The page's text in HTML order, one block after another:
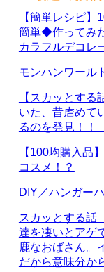
【簡単レシピ
簡単◆作ってみ
カラフルデコレ
モンハンワール
【スカッとす
いた、昔虐めて
るのを発見！！
【100均購入品
コスメ！？
DIY／ハンガー
スカッとする
達を凄いとアゲ
鹿なおばさん。
だから意味分か